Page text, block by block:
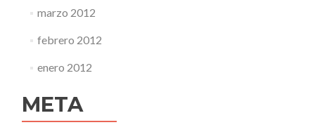
marzo 2012
febrero 2012
enero 2012
META